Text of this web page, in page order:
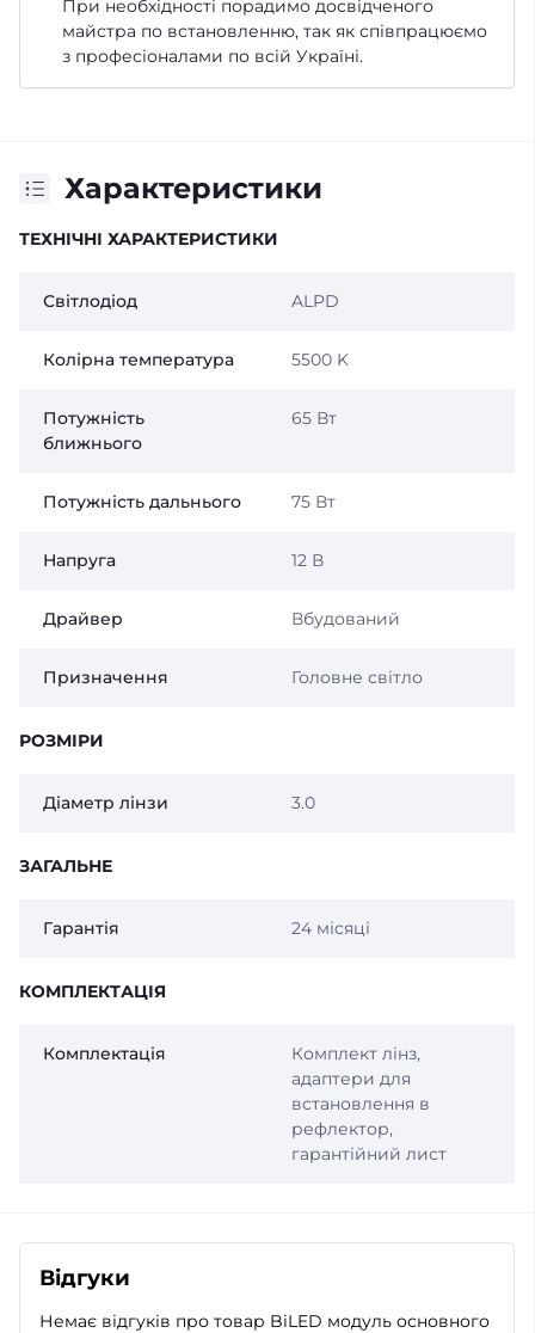
При необхідності порадимо досвідченого
майстра по встановленню, так як співпрацюємо
з професіоналами по всій Україні.
Характеристики
ТЕХНІЧНІ ХАРАКТЕРИСТИКИ
Світлодіод ALPD
Колірна температура 5500 K
Потужність
ближнього
65 Вт
Потужність дальнього 75 Вт
Напруга 12 В
Драйвер Вбудований
Призначення Головне світло
РОЗМІРИ
Діаметр лінзи 3.0
ЗАГАЛЬНЕ
Гарантія 24 місяці
КОМПЛЕКТАЦІЯ
Комплектація
Комплект лінз,
адаптери для
встановлення в
рефлектор,
гарантійний лист
Відгуки
Немає відгуків про товар BiLED модуль основного